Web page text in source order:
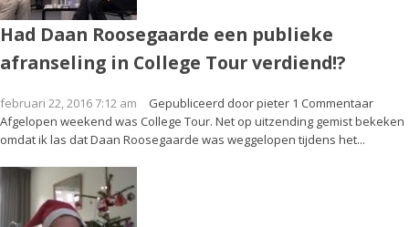
Had Daan Roosegaarde een publieke
afranseling in College Tour verdiend!?
februari 22, 2016 7:12 am Gepubliceerd doorpieter 1 Commentaar
Afgelopen weekend was College Tour. Net op uitzending gemist bekeken
omdat ik las dat Daan Roosegaarde was weggelopen tijdens het...